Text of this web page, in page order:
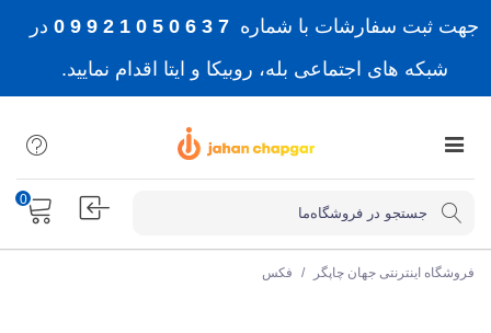
جهت ثبت سفارشات با شماره 7 3 6 0 5 0 1 2 9 9 0
در
شبکه های اجتماعی بله، روبیکا و ایتا اقدام نمایید.
0
فروشگاه اینترنتی جهان چاپگر / فکس